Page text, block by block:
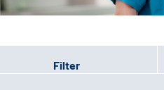
Patienten-Login
Filter